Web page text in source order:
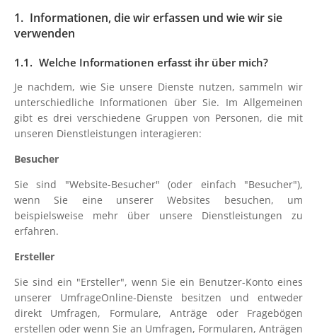
Informationen, die wir erfassen und wie wir sie
verwenden
Welche Informationen erfasst ihr über mich?
Je nachdem, wie Sie unsere Dienste nutzen, sammeln wir
unterschiedliche Informationen über Sie. Im Allgemeinen
gibt es drei verschiedene Gruppen von Personen, die mit
unseren Dienstleistungen interagieren:
Besucher
Sie sind "Website-Besucher" (oder einfach "Besucher"),
wenn Sie eine unserer Websites besuchen, um
beispielsweise mehr über unsere Dienstleistungen zu
erfahren.
Ersteller
Sie sind ein "Ersteller", wenn Sie ein Benutzer-Konto eines
unserer UmfrageOnline-Dienste besitzen und entweder
direkt Umfragen, Formulare, Anträge oder Fragebögen
erstellen oder wenn Sie an Umfragen, Formularen, Anträgen